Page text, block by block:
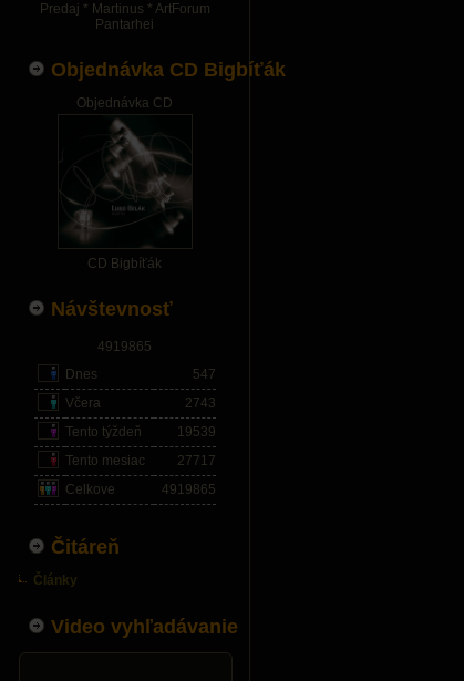
Predaj * Martinus * ArtForum
Pantarhei
Objednávka CD Bigbíťák
Objednávka CD
CD Bigbíťák
Návštevnosť
4919865
Dnes
547
Včera
2743
Tento týždeň
19539
Tento mesiac
27717
Celkove
4919865
Čitáreň
Články
Video vyhľadávanie